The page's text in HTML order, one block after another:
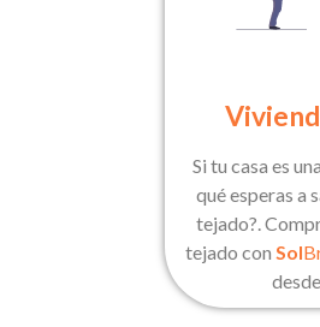
Si tu casa es
qué esperas a
tejado?.
tejado con Sol